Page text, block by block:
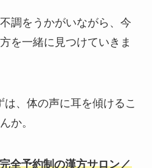
調をうかがいながら、今
を一緒に見つけていきま
、体の声に耳を傾けるこ
か。
全予約制の漢方サロン／